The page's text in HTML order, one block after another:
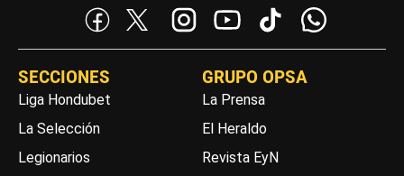
SECCIONES
Liga Hondubet
La Selección
Legionarios
GRUPO OPSA
La Prensa
El Heraldo
Revista EyN